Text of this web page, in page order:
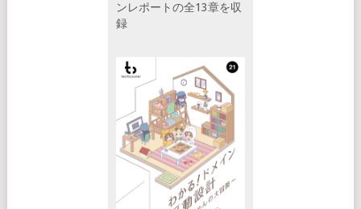
ンレポートの全13章を収
録